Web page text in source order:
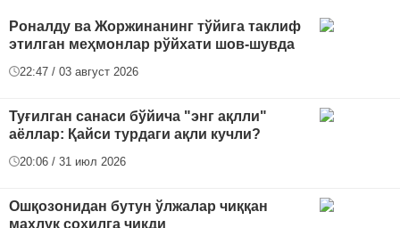
Роналду ва Жоржинанинг тўйига таклиф
этилган меҳмонлар рўйхати шов-шувда
22:47 / 03 август 2026
Туғилган санаси бўйича "энг ақлли"
аёллар: Қайси турдаги ақли кучли?
20:06 / 31 июл 2026
Ошқозонидан бутун ўлжалар чиққан
махлуқ соҳилга чиқди